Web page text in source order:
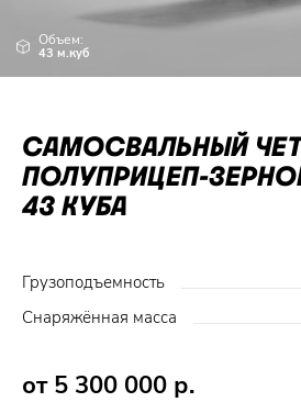
Объем:
43 м.куб
САМОСВАЛЬНЫЙ
ПОЛУПРИЦЕП-
43 КУБА
Грузоподъемность
Снаряжённая масса
от 5 300 000 р.